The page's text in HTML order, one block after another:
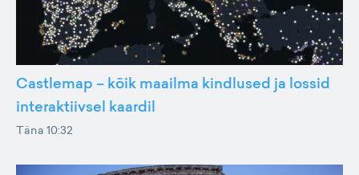
Castlemap – kõik maailma kindlused ja lossid
interaktiivsel kaardil
Täna 10:32